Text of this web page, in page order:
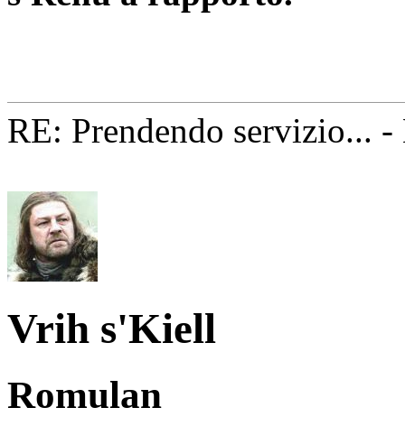
RE: Prendendo servizio...
Vrih s'Kiell
Romulan